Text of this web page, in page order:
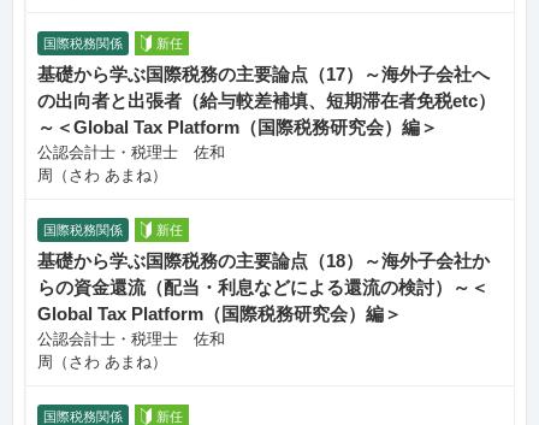
国際税務関係 新任
基礎から学ぶ国際税務の主要論点（17）～海外子会社へ
の出向者と出張者（給与較差補填、短期滞在者免税etc）
～＜Global Tax Platform（国際税務研究会）編＞
公認会計士・税理士 佐和
周（さわ あまね）
国際税務関係 新任
基礎から学ぶ国際税務の主要論点（18）～海外子会社か
らの資金還流（配当・利息などによる還流の検討）～＜
Global Tax Platform（国際税務研究会）編＞
公認会計士・税理士 佐和
周（さわ あまね）
国際税務関係 新任